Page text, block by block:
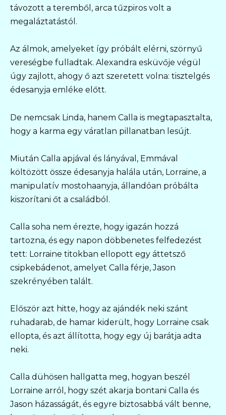
távozott a teremből, arca tűzpiros volt a
megaláztatástól.
Az álmok, amelyeket így próbált elérni, szörnyű
vereségbe fulladtak. Alexandra esküvője végül
úgy zajlott, ahogy ő azt szeretett volna: tisztelgés
édesanyja emléke előtt.
De nemcsak Linda, hanem Calla is megtapasztalta,
hogy a karma egy váratlan pillanatban lesújt.
Miután Calla apjával és lányával, Emmával
költözött össze édesanyja halála után, Lorraine, a
manipulatív mostohaanyja, állandóan próbálta
kiszorítani őt a családból.
Calla soha nem érezte, hogy igazán hozzá
tartozna, és egy napon döbbenetes felfedezést
tett: Lorraine titokban ellopott egy áttetsző
csipkebádenot, amelyet Calla férje, Jason
szekrényében talált.
Először azt hitte, hogy az ajándék neki szánt
ruhadarab, de hamar kiderült, hogy Lorraine csak
ellopta, és azt állította, hogy egy új barátja adta
neki.
Calla dühösen hallgatta meg, hogyan beszél
Lorraine arról, hogy szét akarja bontani Calla és
Jason házasságát, és egyre biztosabbá vált benne,